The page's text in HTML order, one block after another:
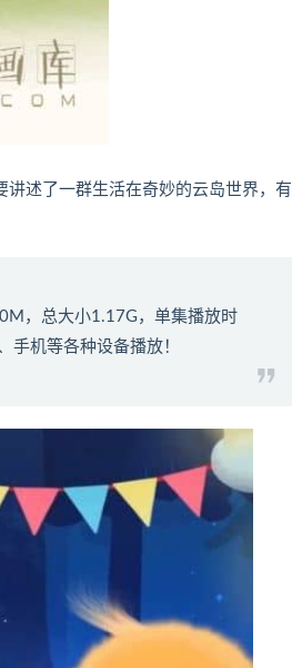
讲述了一群生活在奇妙的云岛世界，有
，总大小1.17G，单集播放时
手机等各种设备播放！